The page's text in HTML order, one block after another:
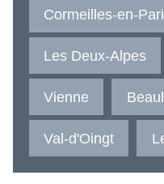
Cormeilles-en-
Les Deux-Alpes
Vienne
Val-d'Oingt